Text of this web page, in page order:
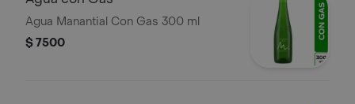
Agua Manantial Con Gas 300 ml
$ 7500